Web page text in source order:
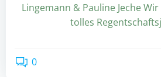
Lingemann & Pauline Jeche
tolles
0